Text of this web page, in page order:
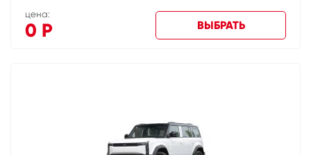
цена:
0 Р ВЫБРАТЬ